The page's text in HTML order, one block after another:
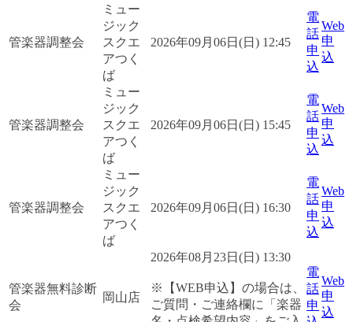
管楽器調整会
ミュー
ジック
スクエ
アつく
ば
2026年09月06日(日) 12:45
電
話
申
込
Web
申
込
管楽器調整会
ミュー
ジック
スクエ
アつく
ば
2026年09月06日(日) 15:45
電
話
申
込
Web
申
込
管楽器調整会
ミュー
ジック
スクエ
アつく
ば
2026年09月06日(日) 16:30
電
話
申
込
Web
申
込
管楽器無料診断
会
岡山店
2026年08月23日(日) 13:30
※【WEB申込】の場合は、
ご質問・ご連絡欄に「楽器
電
話
申
Web
申
込